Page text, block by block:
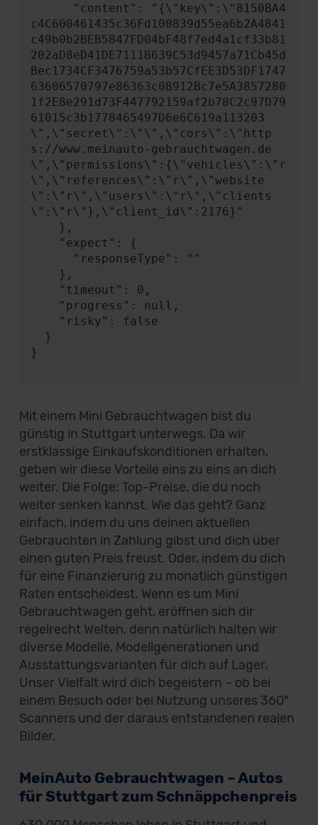
c4C600461435c36Fd100839d55ea6b2A4841
c49b0b2BEB5847FD04bF48f7ed4a1cf33b81
202aD8eD41DE7111B639C53d9457a71Cb45d
Bec1734CF3476759a53b57CfEE3D53DF1747
63606570797e86363c08912Bc7e5A3857280
1f2E8e291d73F447792159af2b78C2c97D79
61015c3b1778465497D6e6C619a113203
\",\"secret\":\"\",\"cors\":\"http
s://www.meinauto-gebrauchtwagen.de
\",\"permissions\":{\"vehicles\":\"r
\",\"references\":\"r\",\"website
\":\"r\",\"users\":\"r\",\"clients
\":\"r\"},\"client_id\":2176}"
}
Mit einem Mini Gebrauchtwagen bist du
günstig in Stuttgart unterwegs. Da wir
erstklassige Einkaufskonditionen erhalten,
geben wir diese Vorteile eins zu eins an dich
weiter. Die Folge: Top-Preise, die du noch
weiter senken kannst. Wie das geht? Ganz
einfach, indem du uns deinen aktuellen
Gebrauchten in Zahlung gibst und dich über
einen guten Preis freust. Oder, indem du dich
für eine Finanzierung zu monatlich günstigen
Raten entscheidest. Wenn es um Mini
Gebrauchtwagen geht, eröffnen sich dir
regelrecht Welten, denn natürlich halten wir
diverse Modelle, Modellgenerationen und
Ausstattungsvarianten für dich auf Lager.
Unser Vielfalt wird dich begeistern – ob bei
einem Besuch oder bei Nutzung unseres 360°
Scanners und der daraus entstandenen realen
Bilder.
MeinAuto Gebrauchtwagen – Autos
für Stuttgart zum Schnäppchenpreis